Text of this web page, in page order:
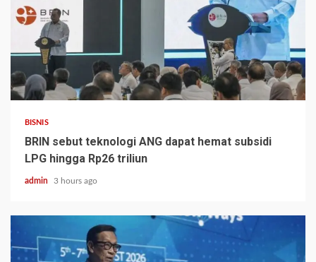
BISNIS
BRIN sebut teknologi ANG dapat hemat subsidi
LPG hingga Rp26 triliun
admin 3 hours ago